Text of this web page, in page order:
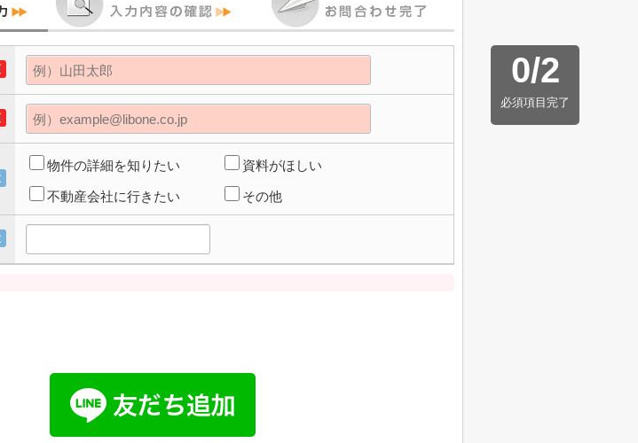
0/2
必須項目完了
物件の詳細を知りたい 資料がほしい
不動産会社に行きたい その他